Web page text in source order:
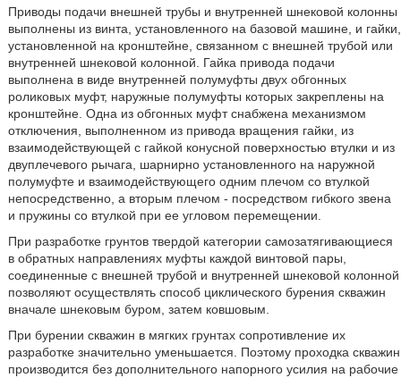
Приводы подачи внешней трубы и внутренней шнековой колонны
выполнены из винта, установленного на базовой машине, и гайки,
установленной на кронштейне, связанном с внешней трубой или
внутренней шнековой колонной. Гайка привода подачи
выполнена в виде внутренней полумуфты двух обгонных
роликовых муфт, наружные полумуфты которых закреплены на
кронштейне. Одна из обгонных муфт снабжена механизмом
отключения, выполненном из привода вращения гайки, из
взаимодействующей с гайкой конусной поверхностью втулки и из
двуплечевого рычага, шарнирно установленного на наружной
полумуфте и взаимодействующего одним плечом со втулкой
непосредственно, а вторым плечом - посредством гибкого звена
и пружины со втулкой при ее угловом перемещении.
При разработке грунтов твердой категории самозатягивающиеся
в обратных направлениях муфты каждой винтовой пары,
соединенные с внешней трубой и внутренней шнековой колонной
позволяют осуществлять способ циклического бурения скважин
вначале шнековым буром, затем ковшовым.
При бурении скважин в мягких грунтах сопротивление их
разработке значительно уменьшается. Поэтому проходка скважин
производится без дополнительного напорного усилия на рабочие